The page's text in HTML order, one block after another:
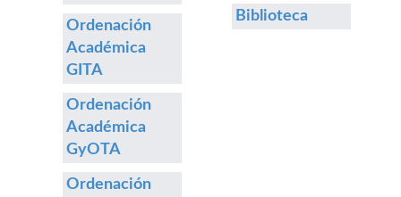
Ordenación
Académica
GITA
Ordenación
Académica
GyOTA
Ordenación
Biblioteca